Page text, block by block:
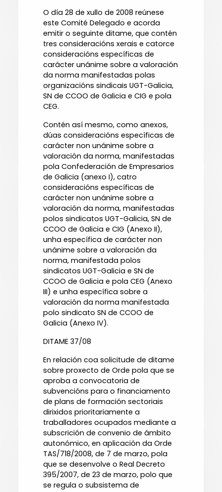
O día 28 de xullo de 2008 reúnese
este Comité Delegado e acorda
emitir o seguinte ditame, que contén
tres consideracións xerais e catorce
consideracións específicas de
carácter unánime sobre a valoración
da norma manifestadas polas
organizacións sindicais UGT-Galicia,
SN de CCOO de Galicia e CIG e pola
CEG.
Contén así mesmo, como anexos,
dúas consideracións específicas de
carácter non unánime sobre a
valoración da norma, manifestadas
pola Confederación de Empresarios
de Galicia (anexo I), catro
consideracións específicas de
carácter non unánime sobre a
valoración da norma, manifestadas
polos sindicatos UGT-Galicia, SN de
CCOO de Galicia e CIG (Anexo II),
unha específica de carácter non
unánime sobre a valoración da
norma, manifestada polos
sindicatos UGT-Galicia e SN de
CCOO de Galicia e pola CEG (Anexo
III) e unha específica sobre a
valoración da norma manifestada
polo sindicato SN de CCOO de
Galicia (Anexo IV).
DITAME 37/08
En relación coa solicitude de ditame
sobre proxecto de Orde pola que se
aproba a convocatoria de
subvencións para o financiamento
de plans de formación sectoriais
dirixidos prioritariamente a
traballadores ocupados mediante a
subscrición de convenio de ámbito
autonómico, en aplicación da Orde
TAS/718/2008, de 7 de marzo, pola
que se desenvolve o Real Decreto
395/2007, de 23 de marzo, polo que
se regula o subsistema de